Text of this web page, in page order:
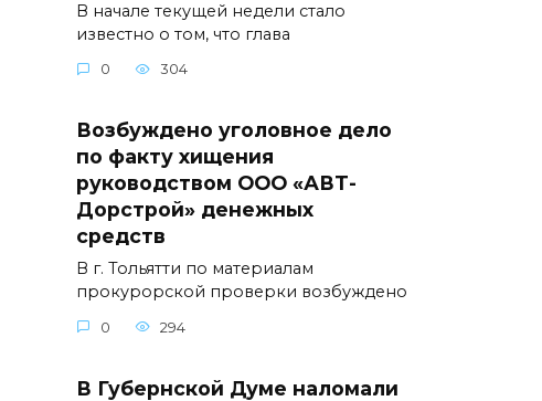
В начале текущей недели стало
известно о том, что глава
0 304
Возбуждено уголовное дело
по факту хищения
руководством ООО «АВТ-
Дорстрой» денежных
средств
В г. Тольятти по материалам
прокурорской проверки возбуждено
0 294
В Губернской Думе наломали